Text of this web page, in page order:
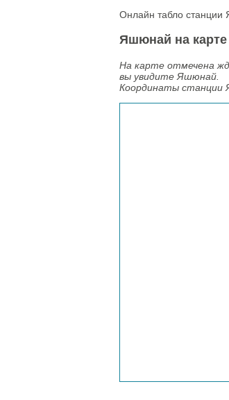
Онлайн табло станции
Яшюнай на
На карте отмечена
вы увидите Яшюнай.
Координаты станции